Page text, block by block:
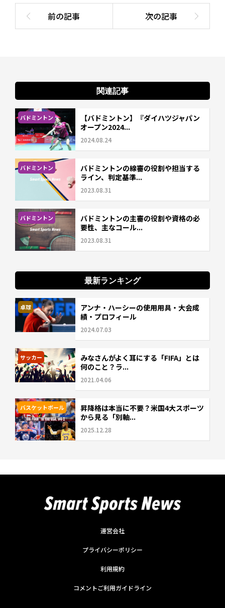
関連記事
バドミントン
【バドミントン】『ダイハツジャパン
オープン2024...
2024.08.24
バドミントン
バドミントンの線審の役割や担当する
ライン、判定基準...
2023.08.31
バドミントン
バドミントンの主審の役割や資格の必
要性、主なコール...
2023.08.31
最新ランキング
卓球
アンナ・ハーシーの使用用具・大会成
績・プロフィール
2024.07.03
サッカー
みなさんがよく耳にする「FIFA」とは
何のこと？ラ...
2021.04.06
バスケットボール
昇降格は本当に不要？米国4大スポーツ
から見る「別軸...
2025.12.28
運営会社
プライバシーポリシー
利用規約
コメントご利用ガイドライン